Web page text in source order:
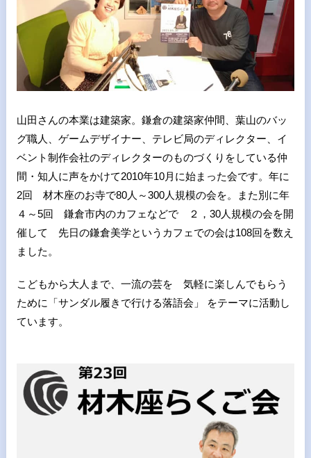
山田さんの本業は建築家。鎌倉の建築家仲間、葉山のバッ
グ職人、ゲームデザイナー、テレビ局のディレクター、イ
ベント制作会社のディレクターのものづくりをしている仲
間・知人に声をかけて2010年10月に始まった会です。年に
2回 材木座のお寺で80人～300人規模の会を。また別に年
４～5回 鎌倉市内のカフェなどで ２，30人規模の会を開
催して 先日の鎌倉美学というカフェでの会は108回を数え
ました。
こどもから大人まで、一流の芸を 気軽に楽しんでもらう
ために「サンダル履きで行ける落語会」 をテーマに活動し
ています。